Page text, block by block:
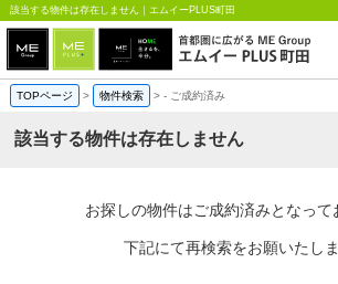
該当する物件は存在しません｜エムイーPLUS町田
TOPページ > 物件検索 >- ご成約済み
該当する物件は存在しません
お探しの物件はご成約済みとなって
下記にて再検索をお願いたしま